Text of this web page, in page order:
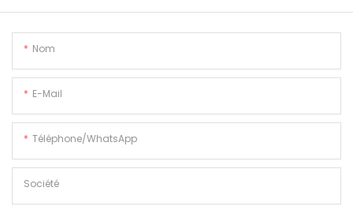
Nom
E-Mail
Téléphone/WhatsApp
Société